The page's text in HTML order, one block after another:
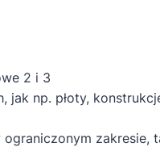
2 i 3
jak np. płoty,
zakresie,